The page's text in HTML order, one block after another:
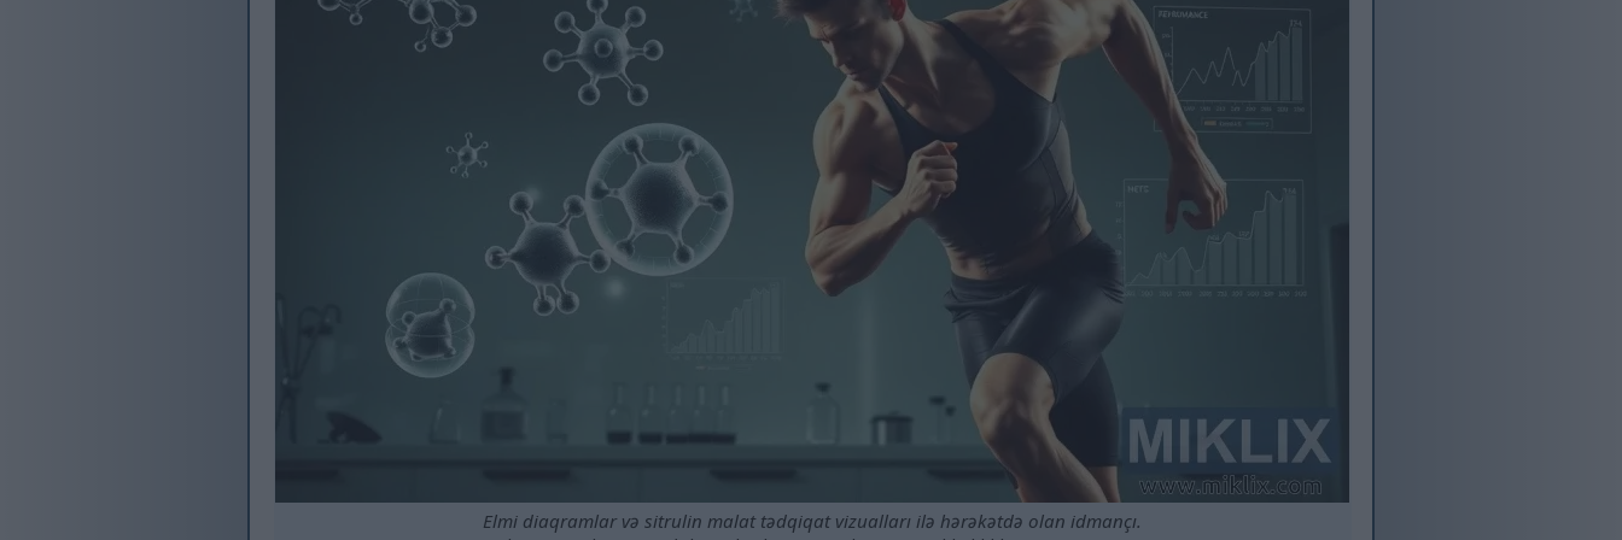
Elmi diaqramlar və sitrulin malat tədqiqat vizualları ilə hərəkətdə olan idmançı.